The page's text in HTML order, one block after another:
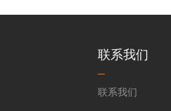
联系我们
联系我们